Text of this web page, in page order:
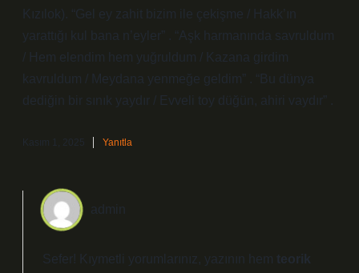
Kızılok). “Gel ey zahit bizim ile çekişme / Hakk’ın
yarattığı kul bana n’eyler” . “Aşk harmanında savruldum
/ Hem elendim hem yuğruldum / Kazana girdim
kavruldum / Meydana yenmeğe geldim” . “Bu dünya
dediğin bir sınık yaydır / Evveli toy düğün, ahiri vaydır” .
Kasım 1, 2025 Yanıtla
admin
Sefer! Kıymetli yorumlarınız, yazının hem teorik